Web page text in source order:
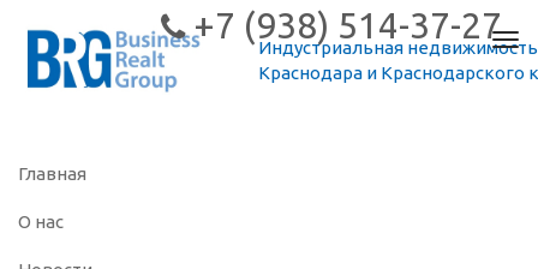
Индустриальная недвижимость
Краснодара и Краснодарского
Главная
О нас
+7 (938) 514-37-27